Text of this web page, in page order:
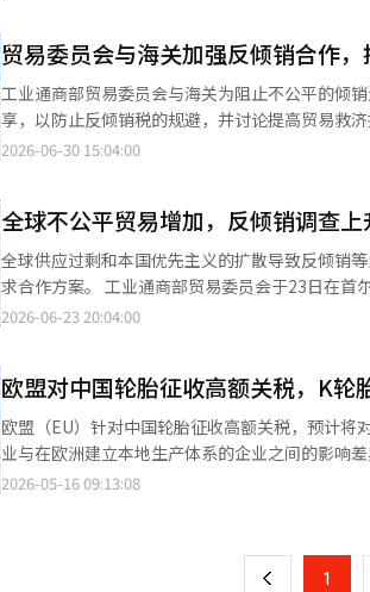
长了14.4%，营业利润增长了96.1%，净利润增长了53.5%。 东国制钢在第二季度受益于季节
数据中心等大型工业基础设施需求的增加，改善
增加，也成为积极因素。后板块由于造船需求强劲，生产和销售量也有
准下，营业收入为5451亿韩元，营业利润为211
润和净利润分别改善了10.3%、89.1%和41.1%。
比，营业收入增长了1.1%，营业利润因行业基数效应大幅上
国进口的镀锌和彩色钢板征收反倾销（AD）临
售盈利能力。在高汇率环境下，保持了高附加值
了盈利能力。 一位钢铁行业人士表示：“建筑市场依然疲软，但造船和AI基础设施等工业需求起到了支撑作用。”他
还表示：“具备高附加值产品竞争力的企业业绩
贸易委员会与海关加强反倾销合作
工业通商部贸易委员会与海关为阻止不公平的倾
享，以防止反倾销税的规避，并讨论提高贸易救
关反倾销协商体”，讨论加强合作以阻止不公平
存在倾销及绕过倾销的进口商品的分析结果，并
商了共享海关所持有的进口统计和税务信息，
示将扩大与倾销相关的专门组织，并介绍了今年
反倾销税的商品进行检查，以确认是否存在规避
品价格承诺的履行情况，并扩大信息共享，以提
查局局长河有贞表示：“通过与贸易委员会的紧
产业。”※ 本报道经人工智能（AI）系统翻译与
2026-06-30 15:04:00
全球不公平贸易增加，反倾销调查
全球供应过剩和本国优先主义的扩散导致反倾销
求合作方案。 工业通商部贸易委员会于23日在首尔COEX ASEM大厅举办了“2026贸易救济首尔国际论坛（首尔论
坛）”。今年是首尔论坛的第24届，自2001年起
的贸易救济政策方向和最新调查经验，讨论了应对
贸易救济需求迅速扩大。根据WTO的数据，全球
计2024年将达到375件。去年则录得323件，较
加剧，使各国积极利用贸易救济手段以保护本国产业。 贸易救济作为一种制度性措施，与保护主义有所区
在于客观调查国内产业是否因倾销或补贴等不公平
应国内轻微变更”扩展到“第三国经由组装和加工”的内容。 这主要是因为近年来企业的生产
2026-06-23 20:04:00
欧盟对中国轮胎征收高额关税，K轮
欧盟（EU）针对中国轮胎征收高额关税，预计
业与在欧洲建立本地生产体系的企业之间的影响
增长的基础上持续改善业绩，未来的关税政策可能成为盈利能力
果将欧盟现有的基本关税4.5%计算在内，金虎
7.9%。最终的关税率预计将在6月中旬确定。 此次措施适用于在中国生产的产品。因此，利用中国工厂向欧洲市场出
2026-05-16 09:13:08
上 1